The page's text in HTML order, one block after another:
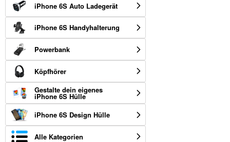
iPhone 6S Auto Ladegerät
iPhone 6S Handyhalterung
Powerbank
Köpfhörer
Gestalte dein eigenes
iPhone 6S Hülle
iPhone 6S Design Hülle
Alle Kategorien